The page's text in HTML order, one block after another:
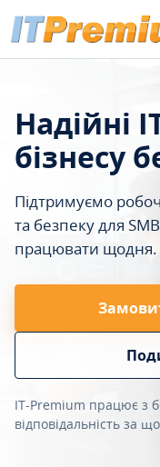
Надійні
бізнесу
Підтримуємо
та безпеку для
працювати щодня.
IT-Premium працює з
відповідальність за